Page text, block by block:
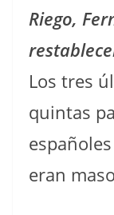
Riego,
Los tres
quintas
eran